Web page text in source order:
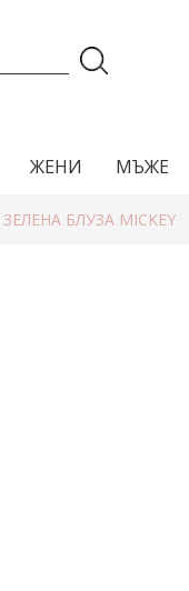
ЖЕНИ МЪЖЕ
ЗЕЛЕНА БЛУЗА MICKEY